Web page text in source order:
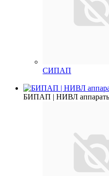
СИПАП
БИПАП | НИВЛ